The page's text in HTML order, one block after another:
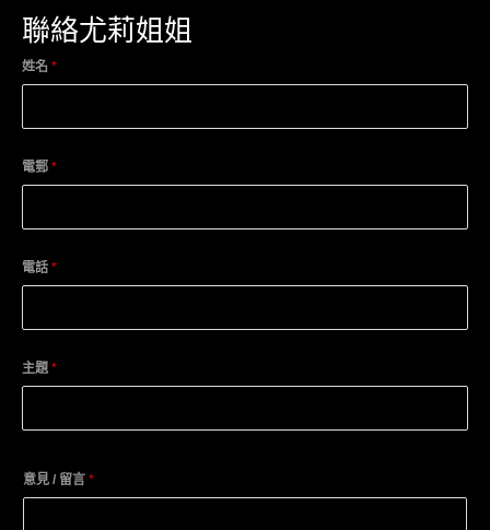
聯絡尤莉姐姐
姓名 *
電郵 *
電話 *
主題 *
意見 / 留言 *